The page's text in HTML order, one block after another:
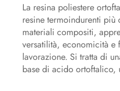
La resina poliestere
resine termoindurenti più
materiali compositi,
versatilità, economicità e
lavorazione. Si tratta di
base di acido ortoftalico,